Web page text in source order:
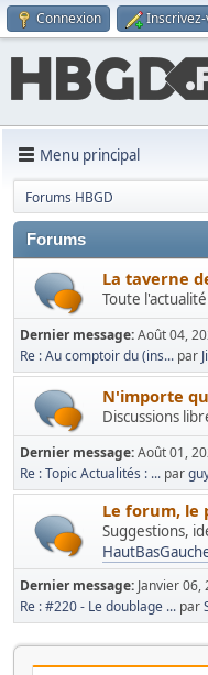
Connexion
Menu principal
Forums HBGD
Forums
La taverne
Toute
Dernier message:Août 04,
Re : Au comptoir du (ins... par
N'importe
Discussions
Dernier message:Août 01,
Re : Topic Actualités : ... par
Le forum, le
Suggestions,
Dernier message: Janvier 06,
Re : #220 - Le doublage ... par